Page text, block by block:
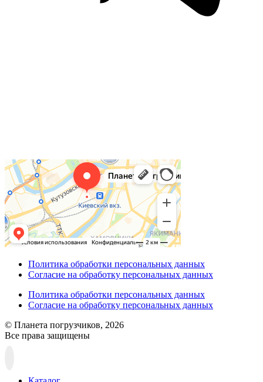
Политика обработки персональных данных
Согласие на обработку персональных данных
Политика обработки персональных данных
Согласие на обработку персональных данных
© Планета погрузчиков, 2026
Все права защищены
вверх